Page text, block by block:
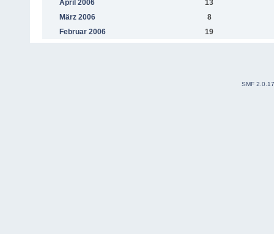
April 2006
13
März 2006
8
Februar 2006
19
SMF 2.0.17